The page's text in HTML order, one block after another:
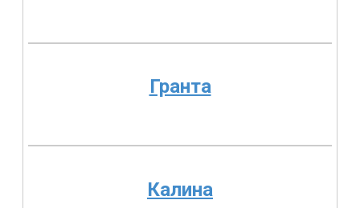
Гранта
Калина